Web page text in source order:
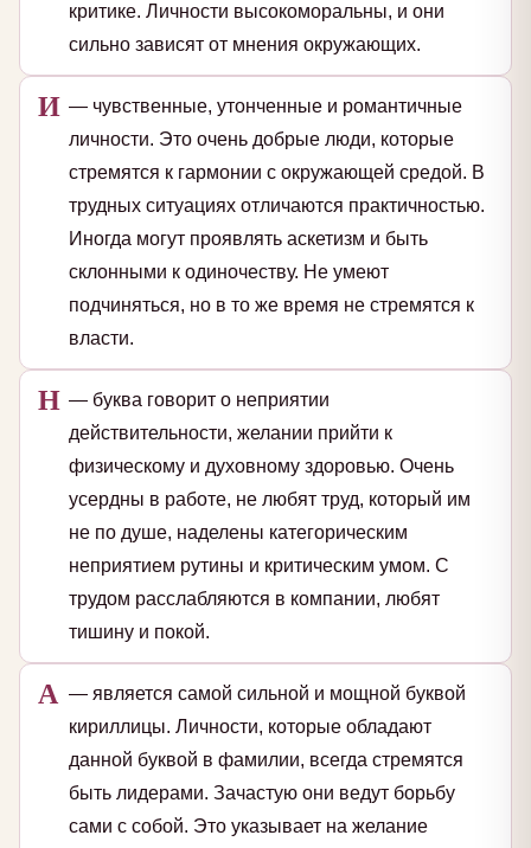
критике. Личности высокоморальны, и они
сильно зависят от мнения окружающих.
И — чувственные, утонченные и романтичные
личности. Это очень добрые люди, которые
стремятся к гармонии с окружающей средой. В
трудных ситуациях отличаются практичностью.
Иногда могут проявлять аскетизм и быть
склонными к одиночеству. Не умеют
подчиняться, но в то же время не стремятся к
власти.
Н — буква говорит о неприятии
действительности, желании прийти к
физическому и духовному здоровью. Очень
усердны в работе, не любят труд, который им
не по душе, наделены категорическим
неприятием рутины и критическим умом. С
трудом расслабляются в компании, любят
тишину и покой.
А — является самой сильной и мощной буквой
кириллицы. Личности, которые обладают
данной буквой в фамилии, всегда стремятся
быть лидерами. Зачастую они ведут борьбу
сами с собой. Это указывает на желание